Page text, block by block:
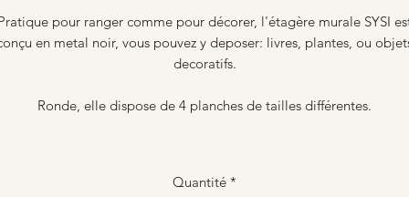
pour ranger comme pour décorer, l'étagère murale SYSI
en metal noir, vous pouvez y deposer: livres, plantes, ou
decoratifs.
Ronde, elle dispose de 4 planches de tailles différentes.
Quantité *